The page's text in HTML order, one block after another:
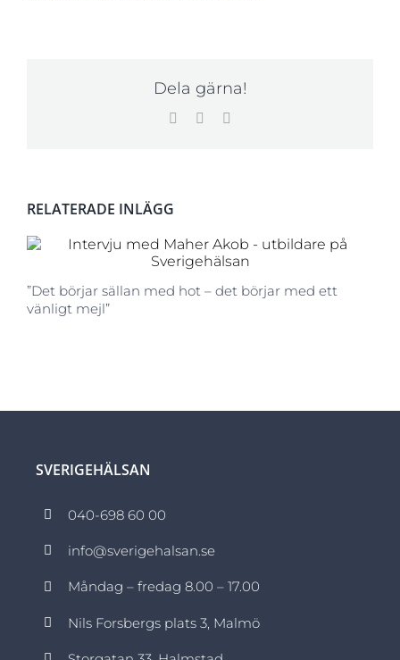
Dela gärna!
FacebookLinkedIn
RELATERADE INLÄGG
”Det börjar sällan med hot – det börjar med ett
vänligt mejl”
SVERIGEHÄLSAN
040-698 60 00
info@sverigehalsan.se
Måndag – fredag 8.00 – 17.00
Nils Forsbergs plats 3, Malmö